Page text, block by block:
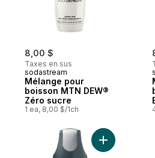
8,00 $
Taxes en sus
sodastream
Mélange pour
boisson MTN DEW®
Zéro sucre
1 ea, 8,00 $/1ch
Ajouter